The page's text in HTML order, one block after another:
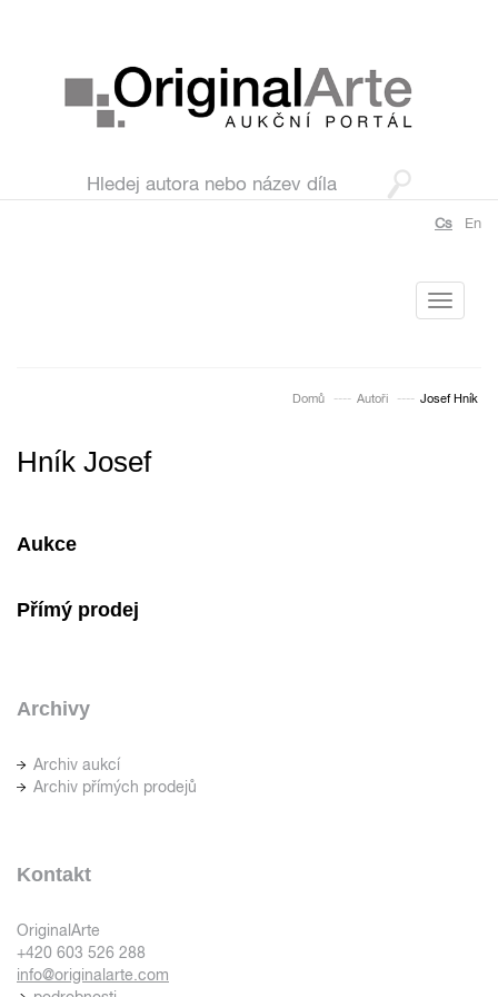
Cs En
Toggle
Domů Autoři Josef Hník
Hník Josef
Aukce
Přímý prodej
Archivy
Archiv aukcí
Archiv přímých prodejů
Kontakt
OriginalArte
+420 603 526 288
info@originalarte.com